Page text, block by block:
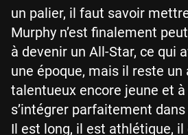
un palier, il faut savoir
Murphy n’est finalement
à devenir un All-Star, ce qui
une époque, mais il reste
talentueux encore jeune et
s’intégrer parfaitement
Il est long, il est athlétique, il